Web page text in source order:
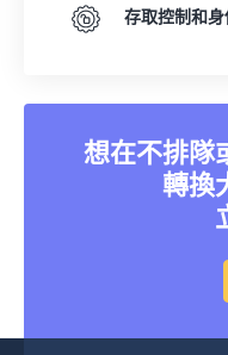
存取控制和
想在不排隊
轉換